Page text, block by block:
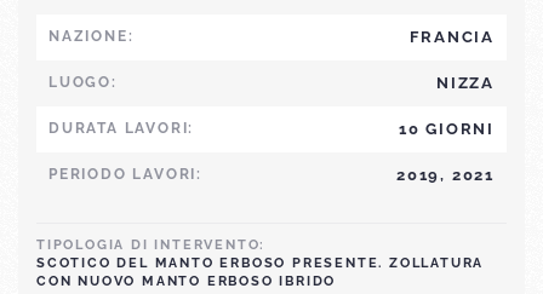
NAZIONE: FRANCIA
LUOGO: NIZZA
DURATA LAVORI: 10 GIORNI
PERIODO LAVORI: 2019, 2021
TIPOLOGIA DI INTERVENTO:
SCOTICO DEL MANTO ERBOSO PRESENTE. ZOLLATURA
CON NUOVO MANTO ERBOSO IBRIDO